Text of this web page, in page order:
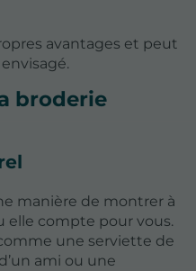
avantages et peut
broderie
manière de montrer à
elle compte pour vous.
une serviette de
ami ou une